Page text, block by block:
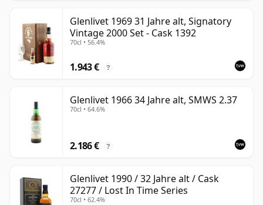
Glenlivet 1969 31 Jahre alt, Signatory
Vintage 2000 Set - Cask 1392
70cl • 56.4%
1.943 € ?
Glenlivet 1966 34 Jahre alt, SMWS 2.37
70cl • 64.6%
2.186 € ?
Glenlivet 1990 / 32 Jahre alt / Cask
27277 / Lost In Time Series
70cl • 62.4%